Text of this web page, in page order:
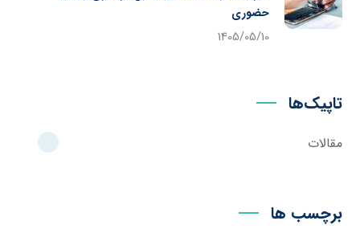
حضوری
1405/05/10
تاپیک‌ها
مقالات
برچسب ها